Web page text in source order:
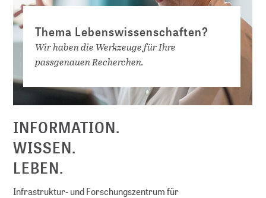
Thema Lebenswissenschaften?
Wir haben die Werkzeuge für Ihre
passgenauen Recherchen.
INFORMATION.
WISSEN.
LEBEN.
Infrastruktur- und Forschungszentrum für